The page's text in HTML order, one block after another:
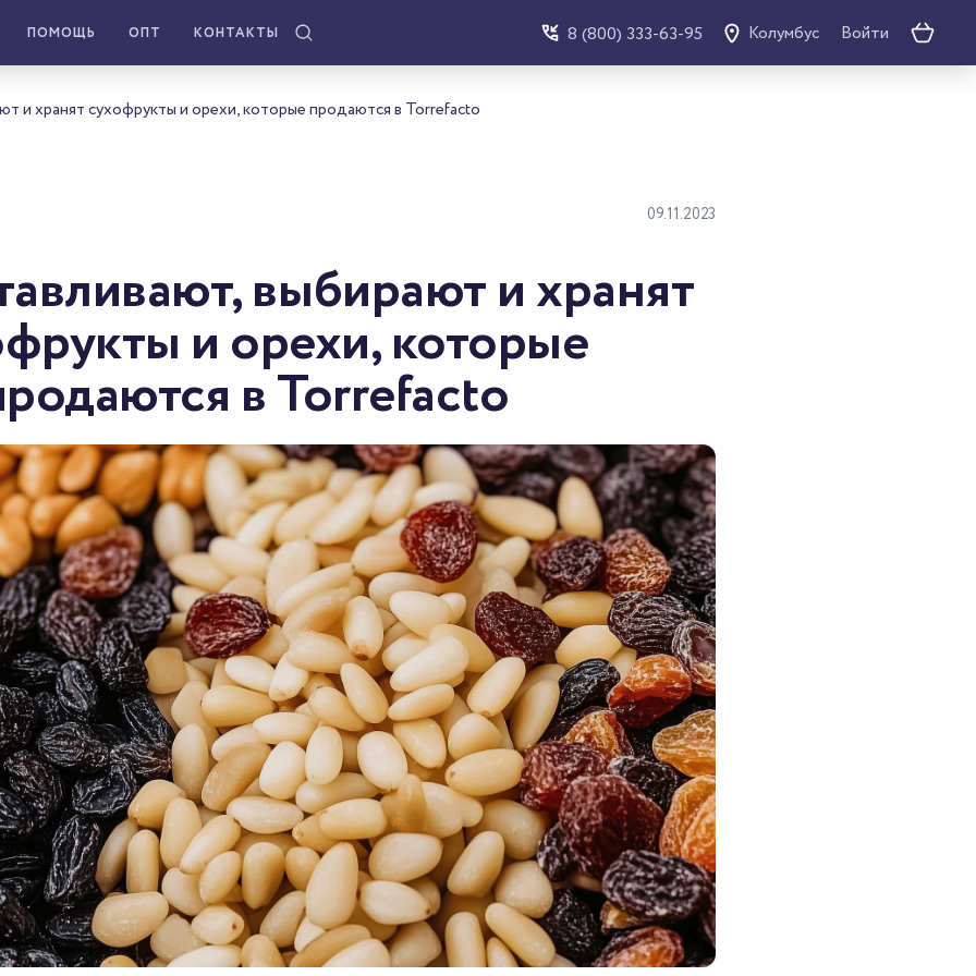
ПОМОЩЬ ОПТ КОНТАКТЫ 8 (800) 333-63-95 Колумбус Войти
и хранят сухофрукты и орехи, которые продаются в Torrefacto
09.11.2023
выбирают и хранят
и орехи, которые
в Torrefacto